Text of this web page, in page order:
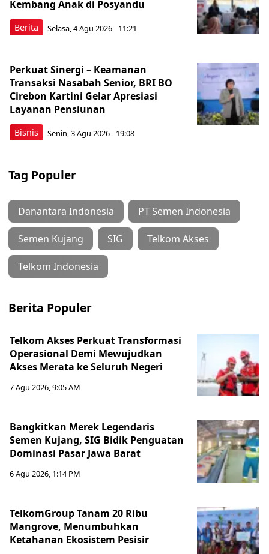
Berita
Kembang Anak di Posyandu
Selasa, 4 Agu 2026 - 11:21
Bisnis
Perkuat Sinergi – Keamanan
Transaksi Nasabah Senior, BRI BO
Cirebon Kartini Gelar Apresiasi
Layanan Pensiunan
Senin, 3 Agu 2026 - 19:08
Tag Populer
Danantara Indonesia PT Semen Indonesia
Semen Kujang SIG Telkom Akses
Telkom Indonesia
Berita Populer
Telkom Akses Perkuat Transformasi
Operasional Demi Mewujudkan
Akses Merata ke Seluruh Negeri
7 Agu 2026, 9:05 AM
Bangkitkan Merek Legendaris
Semen Kujang, SIG Bidik Penguatan
Dominasi Pasar Jawa Barat
6 Agu 2026, 1:14 PM
TelkomGroup Tanam 20 Ribu
Mangrove, Menumbuhkan
Ketahanan Ekosistem Pesisir